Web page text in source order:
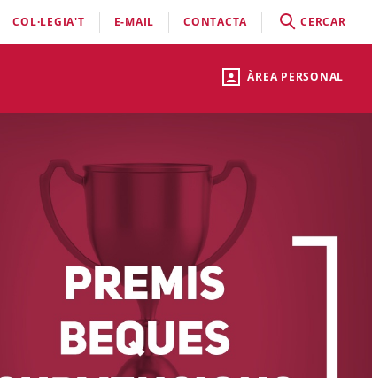
ÀREA PERSONAL
COL·LEGIA'T E-MAIL CONTACTA CERCAR